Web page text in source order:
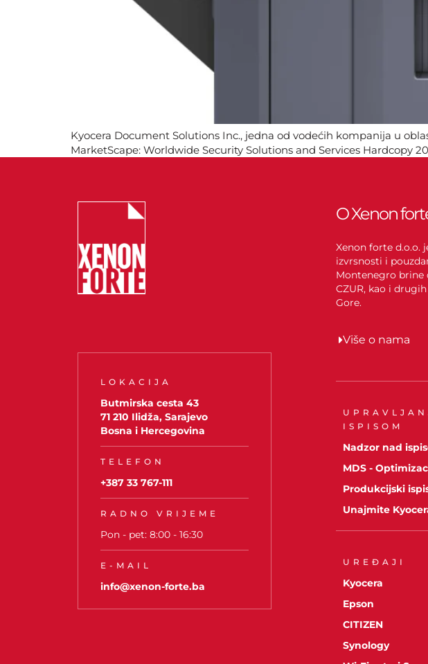
Kyocera Document Solutions Inc., jedna od vodećih kompanija u
MarketScape: Worldwide Security Solutions and Services Hardcopy
LOKACIJA
Butmirska cesta 43
71 210 Ilidža, Sarajevo
Bosna i Hercegovina
TELEFON
+387 33 767-111
RADNO VRIJEME
Pon - pet: 8:00 - 16:30
E-MAIL
info@xenon-forte.ba
O Xenon
Xenon forte d.o.o.
izvrsnosti i
Montenegro brine
CZUR, kao i
Gore.
Više o nama
ISPISOM
Nadzor nad
MDS -
Produkcijski
Unajmite
UREĐAJI
Kyocera
Epson
CITIZEN
Synology